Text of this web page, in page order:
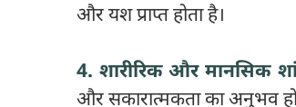
और यश प्राप्त होता है।
4. शारीरिक और मानसिक
और सकारात्मकता का अनुभव